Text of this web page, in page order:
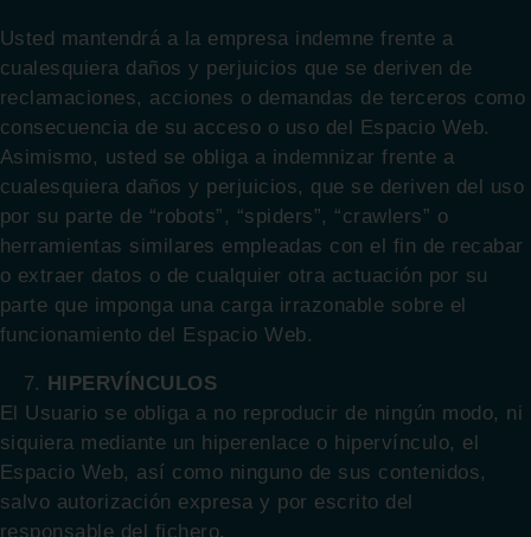
Usted mantendrá a la empresa indemne frente a
cualesquiera daños y perjuicios que se deriven de
reclamaciones, acciones o demandas de terceros como
consecuencia de su acceso o uso del Espacio Web.
Asimismo, usted se obliga a indemnizar frente a
cualesquiera daños y perjuicios, que se deriven del uso
por su parte de “robots”, “spiders”, “crawlers” o
herramientas similares empleadas con el fin de recabar
o extraer datos o de cualquier otra actuación por su
parte que imponga una carga irrazonable sobre el
funcionamiento del Espacio Web.
HIPERVÍNCULOS
El Usuario se obliga a no reproducir de ningún modo, ni
siquiera mediante un hiperenlace o hipervínculo, el
Espacio Web, así como ninguno de sus contenidos,
salvo autorización expresa y por escrito del
responsable del fichero.